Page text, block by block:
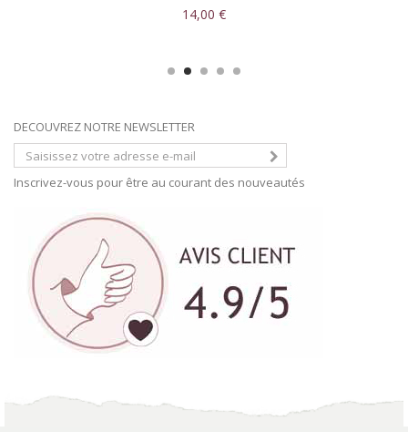
14,00 €
DECOUVREZ NOTRE NEWSLETTER
Inscrivez-vous pour être au courant des nouveautés